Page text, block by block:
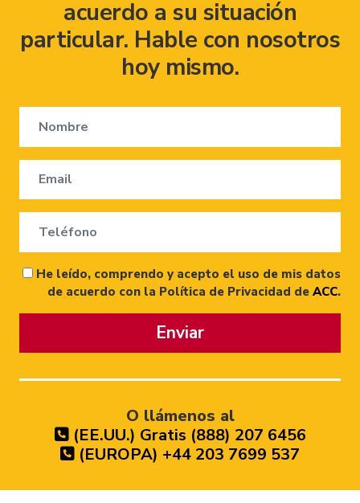
acuerdo a su situación
particular. Hable con nosotros
hoy mismo.
He leído, comprendo y acepto el uso de mis datos
de acuerdo con la Política de Privacidad de ACC.
Enviar
O llámenos al
(EE.UU.) Gratis (888) 207 6456
(EUROPA) +44 203 7699 537